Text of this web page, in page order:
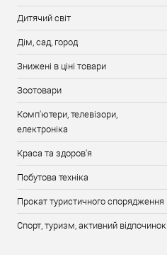
Дитячий світ
Дім, сад, город
Знижені в ціні товари
Зоотовари
Комп'ютери, телевізори,
електроніка
Краса та здоров'я
Побутова техніка
Прокат туристичного спорядження
Спорт, туризм, активний відпочинок